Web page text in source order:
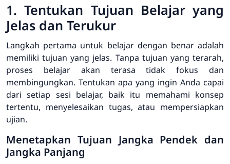
1. Tentukan Tujuan Belajar yang
Jelas dan Terukur
Langkah pertama untuk belajar dengan benar adalah
memiliki tujuan yang jelas. Tanpa tujuan yang terarah,
proses belajar akan terasa tidak fokus dan
membingungkan. Tentukan apa yang ingin Anda capai
dari setiap sesi belajar, baik itu memahami konsep
tertentu, menyelesaikan tugas, atau mempersiapkan
ujian.
Menetapkan Tujuan Jangka Pendek dan
Jangka Panjang